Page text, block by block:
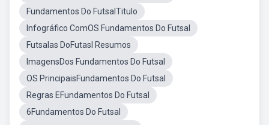
Fundamentos Do FutsalTitulo
Infográfico ComOS Fundamentos Do Futsal
Futsalas DoFutasl Resumos
ImagensDos Fundamentos Do Futsal
OS PrincipaisFundamentos Do Futsal
Regras EFundamentos Do Futsal
6Fundamentos Do Futsal